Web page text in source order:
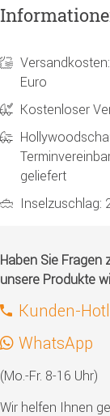
Euro
Kostenloser
geliefert
Inselzuschlag:
Haben Sie Fragen
unsere Produkte
Kunden-
WhatsApp
(Mo.-Fr. 8-16 Uhr)
Wir helfen Ihnen